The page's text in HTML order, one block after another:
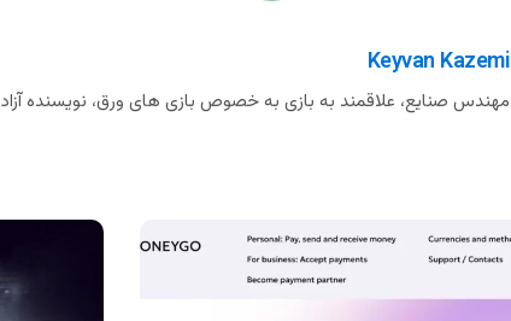
Keyvan Kazemi
مهندس صنایع، علاقمند به بازی به خصوص بازی های ورق، نویسنده آزاد